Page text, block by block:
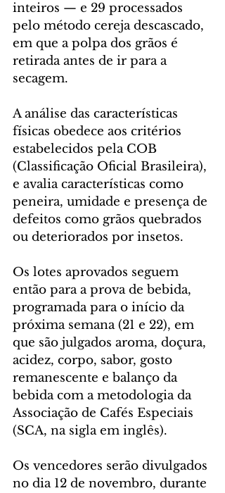
inteiros — e 29 processados
pelo método cereja descascado,
em que a polpa dos grãos é
retirada antes de ir para a
secagem.
A análise das características
físicas obedece aos critérios
estabelecidos pela COB
(Classificação Oficial Brasileira),
e avalia características como
peneira, umidade e presença de
defeitos como grãos quebrados
ou deteriorados por insetos.
Os lotes aprovados seguem
então para a prova de bebida,
programada para o início da
próxima semana (21 e 22), em
que são julgados aroma, doçura,
acidez, corpo, sabor, gosto
remanescente e balanço da
bebida com a metodologia da
Associação de Cafés Especiais
(SCA, na sigla em inglês).
Os vencedores serão divulgados
no dia 12 de novembro, durante